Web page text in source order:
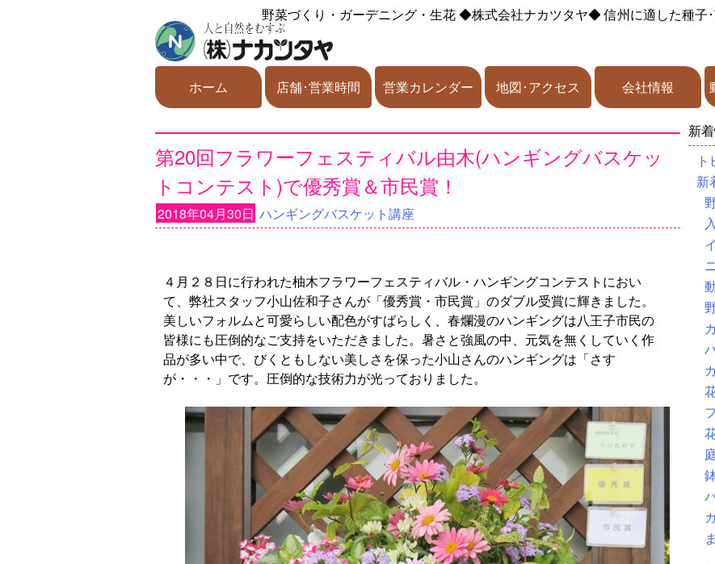
野菜づくり・ガーデニング・生花◆株式会社ナカツタヤ◆信州に適した種子
ホーム 店舗･営業時間 営業カレンダー 地図･アクセス 会社情報
第20回フラワーフェスティバル由木(ハンギングバスケッ
トコンテスト)で優秀賞＆市民賞！
2018年04月30日 ハンギングバスケット講座
４月２８日に行われた柚木フラワーフェスティバル・ハンギングコンテストにおい
て、弊社スタッフ小山佐和子さんが「優秀賞・市民賞」のダブル受賞に輝きました。
美しいフォルムと可愛らしい配色がすばらしく、春爛漫のハンギングは八王子市民の
皆様にも圧倒的なご支持をいただきました。暑さと強風の中、元気を無くしていく作
品が多い中で、びくともしない美しさを保った小山さんのハンギングは「さす
が・・・」です。圧倒的な技術力が光っておりました。
新
新